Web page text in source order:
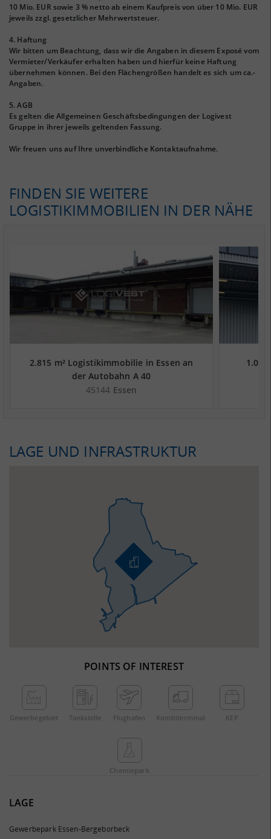
10 Mio. EUR sowie 3 % netto ab einem Kaufpreis von über 10 Mio. EUR
jeweils zzgl. gesetzlicher Mehrwertsteuer.
4. Haftung
Wir bitten um Beachtung, dass wir die Angaben in diesem Exposé vom
Vermieter/Verkäufer erhalten haben und hierfür keine Haftung
übernehmen können. Bei den Flächengrößen handelt es sich um ca.-
Angaben.
5. AGB
Es gelten die Allgemeinen Geschäftsbedingungen der Logivest
Gruppe in ihrer jeweils geltenden Fassung.
Wir freuen uns auf Ihre unverbindliche Kontaktaufnahme.
FINDEN SIE WEITERE
LOGISTIKIMMOBILIEN IN DER NÄHE
2.815 m² Logistikimmobilie in Essen an
der Autobahn A 40
45144 Essen
LAGE UND INFRASTRUKTUR
POINTS OF INTEREST
Gewerbe­gebiet Tankstelle Flughafen Kombi­terminal KEP
Chemie­park
LAGE
Gewerbepark Essen-Bergeborbeck